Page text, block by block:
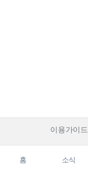
홈 소식
이용가이드